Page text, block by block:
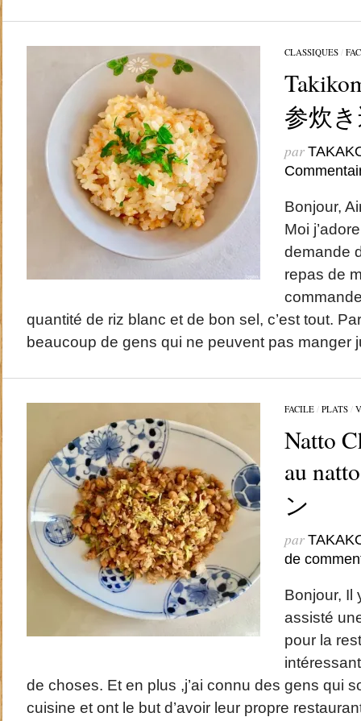
CLASSIQUES/
参炊
par
Bonjour,
Moi
demande
repas de
quantité de riz blanc et de bon sel, c’est tout.
beaucoup de gens qui ne peuvent pas manger
FACILE/ PLATS/
Natto
au
ン
par
de
Bonjour, Il
assisté
pour la
de choses. Et en plus ,j’ai connu des gens qui
cuisine et ont le but d’avoir leur propre